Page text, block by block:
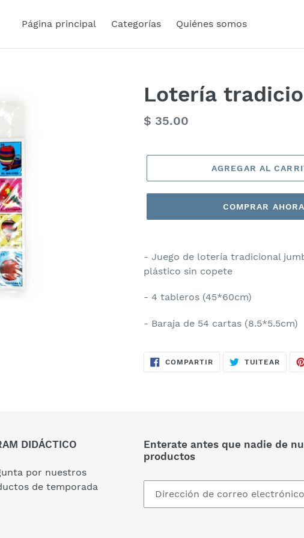
Página principal Categorías Quiénes somos
Lotería
Precio
$ 35.00
AGREGAR AL
COMPRAR AHORA
- Juego de lotería tradicional
plástico sin copete
- 4 tableros (45*60cm)
- Baraja de 54 cartas (8.5*5.5cm)
COMPARTIRCOMPARTIR
EN
TUITEAR
DIDÁCTICO
por nuestros
de temporada
Enterate antes que nadie de
productos